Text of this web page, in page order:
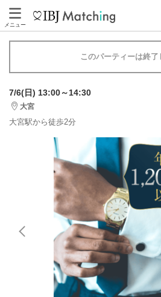
メニュー
このパーティーは終了
7/6(日) 13:00～14:30
大宮
大宮駅から徒歩2分